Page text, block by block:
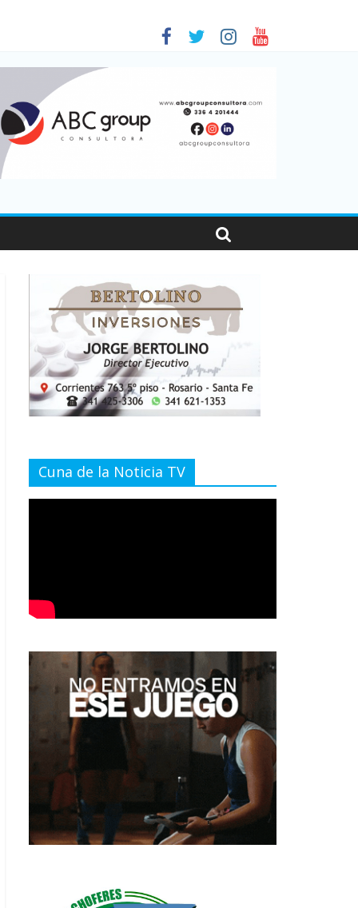
viajaron por el país, un 5,9% más que en 2025
Cuna de la Noticia TV